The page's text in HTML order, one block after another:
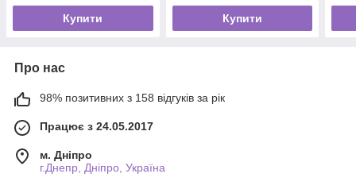
Купити Купити
Про нас
98% позитивних з 158 відгуків за рік
Працює з 24.05.2017
м. Дніпро
г.Днепр, Дніпро, Україна